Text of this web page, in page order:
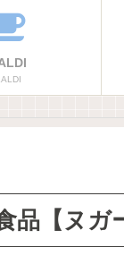
品【ヌガ